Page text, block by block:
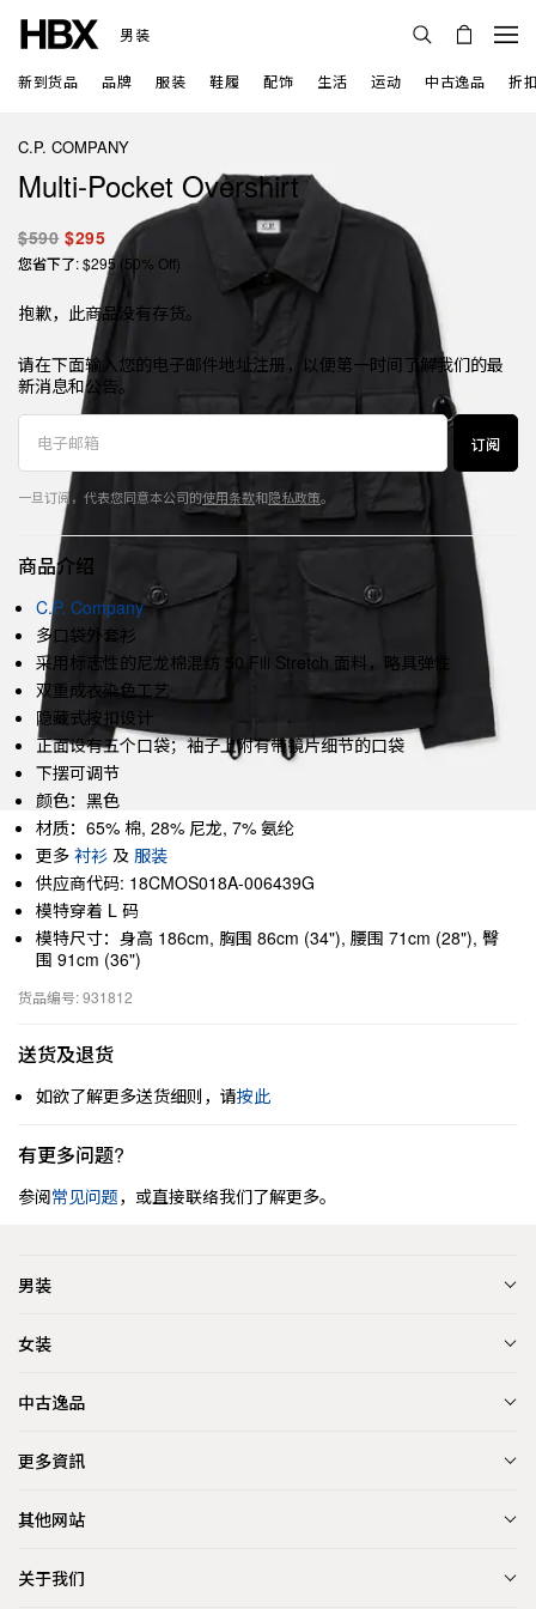
男装
新到货品 品牌 服装 鞋履 配饰 生活 运动 中古逸品 折
C.P. COMPANY
Multi-Pocket Overshirt
$590 $295
您省下了: $295 (50% Off)
抱歉，此商品没有存货。
请在下面输入您的电子邮件地址注册，以便第一时间了解我们的最
新消息和公告。
订阅
一旦订阅，代表您同意本公司的使用条款和隐私政策。
商品介绍
C.P. Company
多口袋外套衫
采用标志性的尼龙棉混纺 50 Fili Stretch 面料，略具弹性
双重成衣染色工艺
隐藏式按扣设计
正面设有五个口袋；袖子上附有带镜片细节的口袋
下摆可调节
颜色：黑色
材质：65% 棉, 28% 尼龙, 7% 氨纶
更多 衬衫 及 服装
供应商代码: 18CMOS018A-006439G
模特穿着 L 码
模特尺寸：身高 186cm, 胸围 86cm (34"), 腰围 71cm (28"), 臀
围 91cm (36")
货品编号: 931812
送货及退货
如欲了解更多送货细则，请按此
有更多问题?
参阅常见问题，或直接联络我们了解更多。
男装
女装
中古逸品
更多資訊
其他网站
关于我们